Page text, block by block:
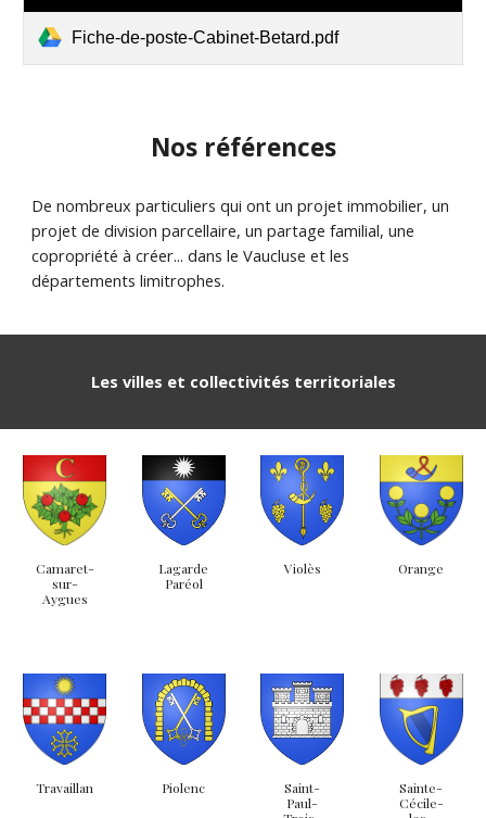
Fiche-de-poste-Cabinet-Betard.pdf
Nos références
De nombreux particuliers qui ont un projet immobilier, un
projet de division parcellaire, un partage familial, une
copropriété à créer... dans le Vaucluse et les
départements limitrophes.
Les villes et collectivités territoriales
Camaret-
sur-
Aygues
Lagarde
Paréol
Violès Orange
Travaillan Piolenc
Saint-
Paul-
Sainte-
Cécile-